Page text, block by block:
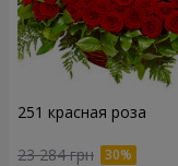
251 красная роза
23 284 грн